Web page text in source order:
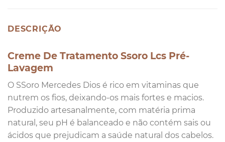
DESCRIÇÃO
Creme De Tratamento Ssoro Lcs Pré-
Lavagem
O SSoro Mercedes Dios é rico em vitaminas que
nutrem os fios, deixando-os mais fortes e macios.
Produzido artesanalmente, com matéria prima
natural, seu pH é balanceado e não contém sais ou
ácidos que prejudicam a saúde natural dos cabelos.